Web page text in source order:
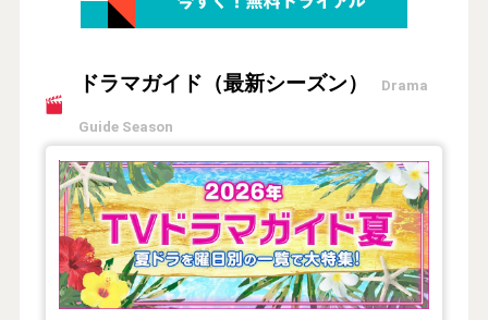
ドラマガイド（最新シーズン） Drama
Guide Season
【2026年夏】TVドラマガイド